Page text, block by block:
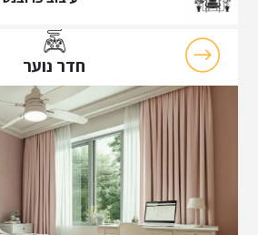
עיצוב פרובנס
עיצוב מודרני
חדר נוער